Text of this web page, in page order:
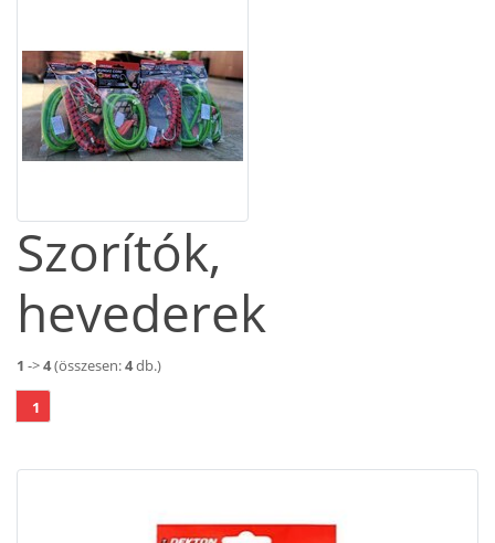
Szorítók,
hevederek
1 ->4(összesen:4db.)
1